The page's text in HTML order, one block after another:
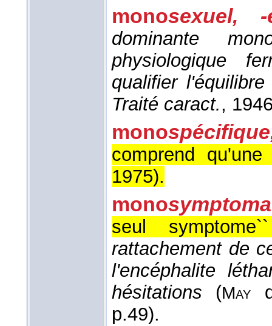
monosexuel, -
dominante
physiologique
qualifier
Traité caract.,
mono
comprend
1975).
mono
seul
rattachement de
l'encéphalite
hésitations (May
p.49).